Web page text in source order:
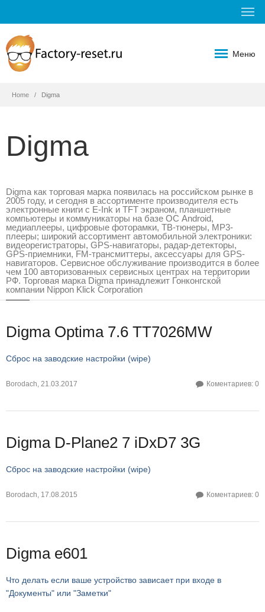
Меню
Home Digma
Digma
Digma как торговая марка появилась на российском рынке в
2005 году, и сегодня в ассортименте производителя есть
электронные книги с E-Ink и TFT экраном, планшетные
компьютеры и коммуникаторы на базе ОС Android,
медиаплееры, цифровые фоторамки, ТВ-тюнеры, MP3-
плееры; широкий ассортимент автомобильной электроники:
видеорегистраторы, GPS-навигаторы, радар-детекторы,
GPS-приемники, FM-трансмиттеры, аксессуары для GPS-
навигаторов. Сервисное обслуживание производится в более
чем 100 авторизованных сервисных центрах на территории
РФ. Торговая марка Digma принадлежит Гонконгской
компании Nippon Klick Corporation
Digma Optima 7.6 TT7026MW
Сброс на заводские настройки (wipe)
Borodach, 21.03.2017 Коментариев: 0
Digma D-Plane2 7 iDxD7 3G
Сброс на заводские настройки (wipe)
Borodach, 17.08.2015 Коментариев: 0
Digma e601
Что делать если ваше устройство зависает при входе в
"Документы" или "Заметки"